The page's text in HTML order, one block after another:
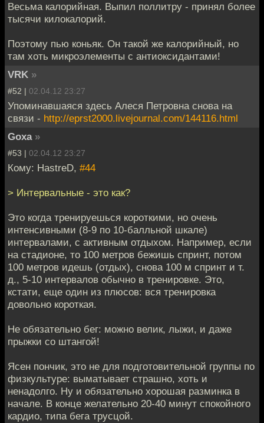
Весьма калорийная. Выпил поллитру - принял более
тысячи килокалорий.
Поэтому пью коньяк. Он такой же калорийный, но
там хоть микроэлементы с антиоксидантами!
VRK »
#52 | 02.04.12 23:27
Упоминавшаяся здесь Алеся Петровна снова на
связи - http://eprst2000.livejournal.com/144116.html
Goxa »
#53 | 02.04.12 23:27
Кому: HastreD, #44
> Интервальные - это как?
Это когда тренируешься короткими, но очень
интенсивными (8-9 по 10-балльной шкале)
интервалами, с активным отдыхом. Например, если
на стадионе, то 100 метров бежишь спринт, потом
100 метров идешь (отдых), снова 100 м спринт и т.
д., 5-10 интервалов обычно в тренировке. Это,
кстати, еще один из плюсов: вся тренировка
довольно короткая.
Не обязательно бег: можно велик, лыжи, и даже
прыжки со штангой!
Ясен пончик, это не для подготовительной группы по
физкультуре: выматывает страшно, хоть и
ненадолго. Ну и обязательно хорошая разминка в
начале. В конце желательно 20-40 минут спокойного
кардио, типа бега трусцой.